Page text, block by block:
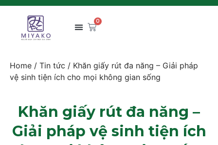
0
Home / Tin tức / Khăn giấy rút đa năng – Giải pháp
vệ sinh tiện ích cho mọi không gian sống
Khăn giấy rút đa năng –
Giải pháp vệ sinh tiện ích